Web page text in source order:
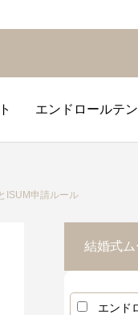
エンドロールテ
ISUM申請ルール
結婚式
エンド